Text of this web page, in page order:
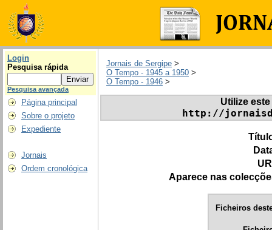
Login
Pesquisa rápida
Pesquisa avançada
Página principal
Sobre o projeto
Expediente
Jornais
Ordem cronológica
Jornais de Sergipe >
O Tempo - 1945 a 1950 >
O Tempo - 1946 >
Utilize
http://
Aparece nas
Ficheiros